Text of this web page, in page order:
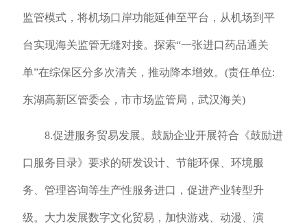
监管模式，将机场口岸功能延伸至平台，从机场到平
台实现海关监管无缝对接。探索“一张进口药品通关
单”在综保区分多次清关，推动降本增效。(责任单位:
东湖高新区管委会，市市场监管局，武汉海关)
8.促进服务贸易发展。鼓励企业开展符合《鼓励进
口服务目录》要求的研发设计、节能环保、环境服
务、管理咨询等生产性服务进口，促进产业转型升
级。大力发展数字文化贸易，加快游戏、动漫、演